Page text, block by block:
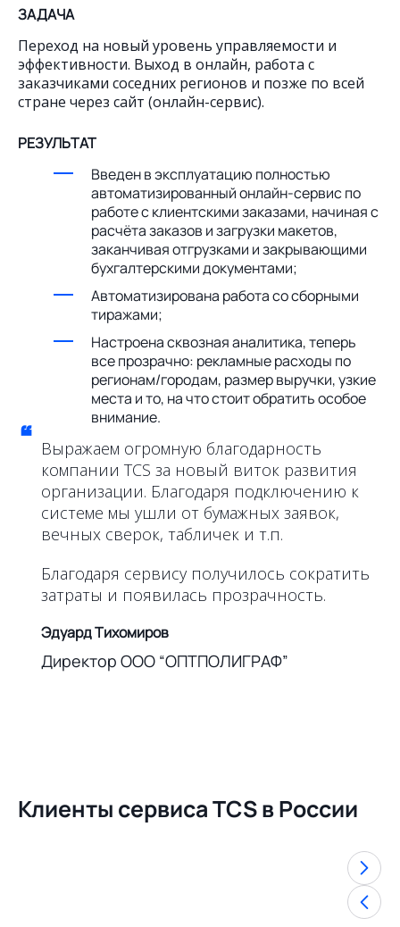
ЗАДАЧА
Переход на новый уровень управляемости и
эффективности. Выход в онлайн, работа с
заказчиками соседних регионов и позже по всей
стране через сайт (онлайн-сервис).
РЕЗУЛЬТАТ
Введен в эксплуатацию полностью
автоматизированный онлайн-сервис по
работе с клиентскими заказами, начиная с
расчёта заказов и загрузки макетов,
заканчивая отгрузками и закрывающими
бухгалтерскими документами;
Автоматизирована работа со сборными
тиражами;
Настроена сквозная аналитика, теперь
все прозрачно: рекламные расходы по
регионам/городам, размер выручки, узкие
места и то, на что стоит обратить особое
внимание.
“ Выражаем огромную благодарность
компании TCS за новый виток развития
организации. Благодаря подключению к
системе мы ушли от бумажных заявок,
вечных сверок, табличек и т.п.
Благодаря сервису получилось сократить
затраты и появилась прозрачность.
Эдуард Тихомиров
Директор ООО “ОПТПОЛИГРАФ”
Клиенты сервиса TCS в России